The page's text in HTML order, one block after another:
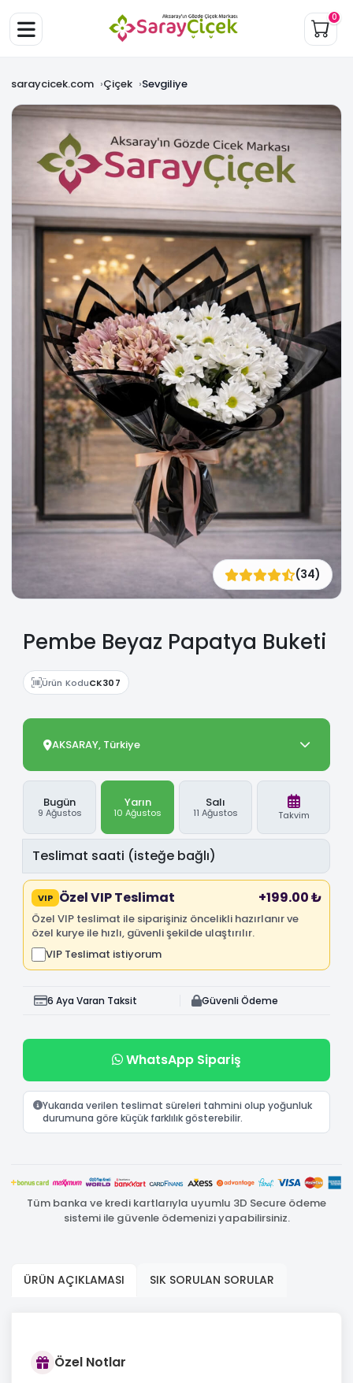
0
saraycicek.com Çiçek Sevgiliye
(34)
Pembe Beyaz Papatya Buketi
Ürün KoduCK307
AKSARAY, Türkiye
Bugün
9 Ağustos
Yarın
10 Ağustos
Salı
11 Ağustos Takvim
VIP Özel VIP Teslimat +199.00 ₺
Özel VIP teslimat ile siparişiniz öncelikli hazırlanır ve
özel kurye ile hızlı, güvenli şekilde ulaştırılır.
VIP Teslimat istiyorum
6 Aya Varan Taksit Güvenli Ödeme
WhatsApp Sipariş
Yukarıda verilen teslimat süreleri tahmini olup yoğunluk
durumuna göre küçük farklılık gösterebilir.
Tüm banka ve kredi kartlarıyla uyumlu 3D Secure ödeme
sistemi ile güvenle ödemenizi yapabilirsiniz.
ÜRÜN AÇIKLAMASI SIK SORULAN SORULAR
Özel Notlar